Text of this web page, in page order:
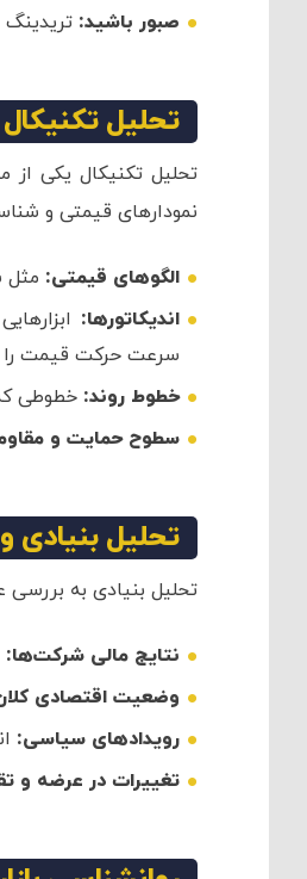
صبور باشید:
تحلیل تکنیکال
تحلیل تکنیکال یکی
نمودارهای قیمتی و
الگوهای قیمتی: مثل
اندیکاتورها:
سرعت حرکت قیمت را
خطوط روند: خطوطی
سطوح حمایت و
تحلیل بنیادی
تحلیل بنیادی به بررسی
نتایج مالی شرکت‌ها:
وضعیت اقتصادی
رویدادهای سیاسی:
تغییرات در عرضه و